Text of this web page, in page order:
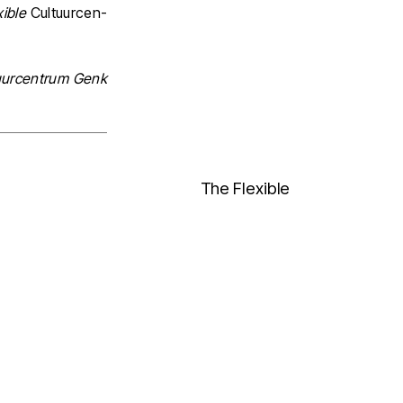
Cul­tuur­cen­
Genk
The Flexible